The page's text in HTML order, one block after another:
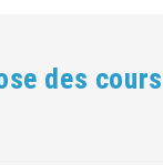
des cours